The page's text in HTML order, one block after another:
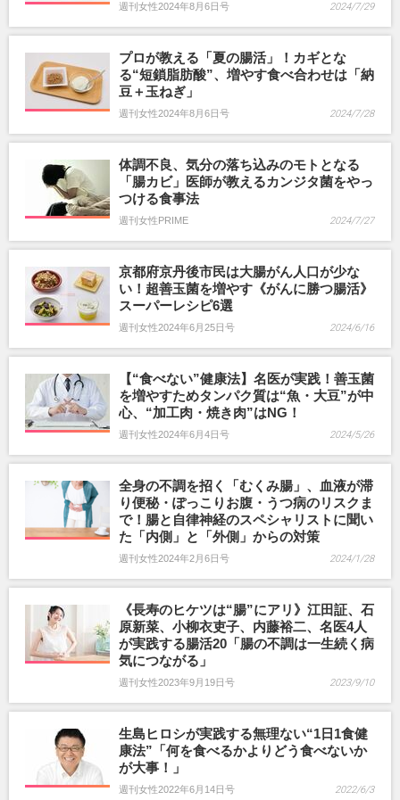
週刊女性2024年8月6日号 2024/7/29
プロが教える「夏の腸活」！カギとな
る“短鎖脂肪酸”、増やす食べ合わせは「納
豆＋玉ねぎ」
週刊女性2024年8月6日号 2024/7/28
体調不良、気分の落ち込みのモトとなる
「腸カビ」医師が教えるカンジタ菌をやっ
つける食事法
週刊女性PRIME 2024/7/27
京都府京丹後市民は大腸がん人口が少な
い！超善玉菌を増やす《がんに勝つ腸活》
スーパーレシピ6選
週刊女性2024年6月25日号 2024/6/16
【“食べない”健康法】名医が実践！善玉菌
を増やすためタンパク質は“魚・大豆”が中
心、“加工肉・焼き肉”はNG！
週刊女性2024年6月4日号 2024/5/26
全身の不調を招く「むくみ腸」、血液が滞
り便秘・ぽっこりお腹・うつ病のリスクま
で！腸と自律神経のスペシャリストに聞い
た「内側」と「外側」からの対策
週刊女性2024年2月6日号 2024/1/28
《長寿のヒケツは“腸”にアリ》江田証、石
原新菜、小柳衣吏子、内藤裕二、名医4人
が実践する腸活20「腸の不調は一生続く病
気につながる」
週刊女性2023年9月19日号 2023/9/10
生島ヒロシが実践する無理ない“1日1食健
康法”「何を食べるかよりどう食べないか
が大事！」
週刊女性2022年6月14日号 2022/6/3